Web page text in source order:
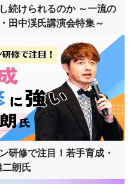
続けられるのか ～一流の
田中渓氏講演会特集～
研修で注目！若手育成・
朗氏